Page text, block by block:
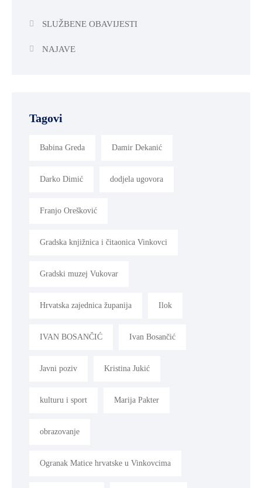
SLUŽBENE OBAVIJESTI
NAJAVE
Tagovi
Babina Greda Damir Dekanić
Darko Dimić dodjela ugovora
Franjo Orešković
Gradska knjižnica i čitaonica Vinkovci
Gradski muzej Vukovar
Hrvatska zajednica županija Ilok
IVAN BOSANČIĆ Ivan Bosančić
Javni poziv Kristina Jukić
kulturu i sport Marija Pakter
obrazovanje
Ogranak Matice hrvatske u Vinkovcima